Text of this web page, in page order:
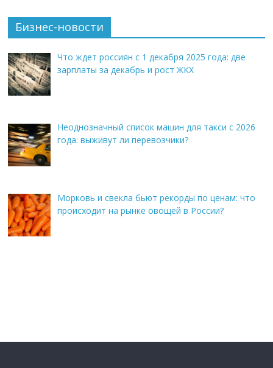
Бизнес-новости
Что ждет россиян с 1 декабря 2025 года: две
зарплаты за декабрь и рост ЖКХ
Неоднозначный список машин для такси с 2026
года: выживут ли перевозчики?
Морковь и свекла бьют рекорды по ценам: что
происходит на рынке овощей в России?